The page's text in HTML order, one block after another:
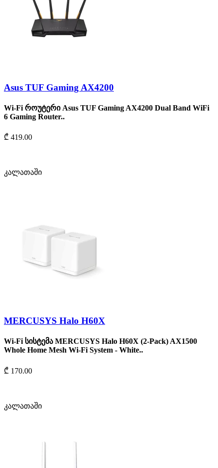
Asus TUF Gaming AX4200
Wi-Fi როუტერი Asus TUF Gaming AX4200 Dual Band WiFi
6 Gaming Router..
₾ 419.00
კალათაში
MERCUSYS Halo H60X
Wi-Fi სისტემა MERCUSYS Halo H60X (2-Pack) AX1500
Whole Home Mesh Wi-Fi System - White..
₾ 170.00
კალათაში